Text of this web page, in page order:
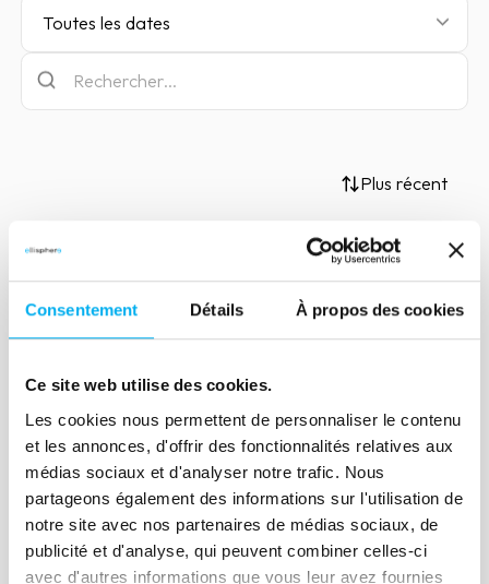
Consentement Détails À propos des cookies
Ce site web utilise des cookies.
Les cookies nous permettent de personnaliser le contenu
et les annonces, d'offrir des fonctionnalités relatives aux
médias sociaux et d'analyser notre trafic. Nous
partageons également des informations sur l'utilisation de
notre site avec nos partenaires de médias sociaux, de
publicité et d'analyse, qui peuvent combiner celles-ci
avec d'autres informations que vous leur avez fournies
Toutes les dates
Plus récent
Article
Jeux et Jouets, un secteur
14 décembre 2021 Risk management
En cette période de fêtes de fin d'année,
focus sur le secteur Jeux et Jouets.
Lire la suite